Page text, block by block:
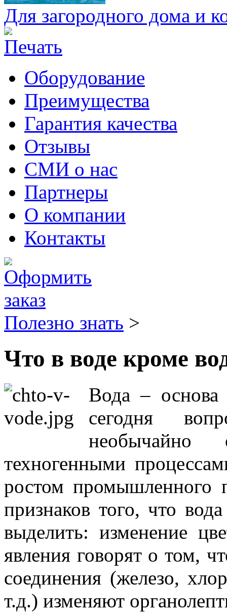
Для загородного дома и
Оборудование
Преимущества
Гарантия качества
Отзывы
СМИ о нас
Партнеры
О компании
Контакты
Полезно знать >
Что в воде кроме
Вода – основа
сегодня
техногенными
ростом промышленного
признаков того, что
выделить: изменение
явления говорят о том,
соединения (железо,
т.д.) изменяют